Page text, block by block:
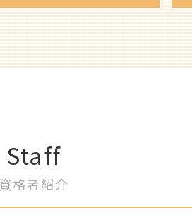
書
弁護士
護士依頼
士
策 弁護士
弁護士 相談
士
イアンス 弁護士
Staff
資格者紹介